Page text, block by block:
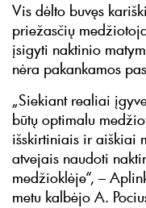
Vis dėlto buvęs
priežasčių
įsigyti naktinio
nėra pakankamos
„Siekiant realiai
būtų optimalu
išskirtiniais ir aiškiai
atvejais naudoti
medžioklėje“, –
metu kalbėjo A.